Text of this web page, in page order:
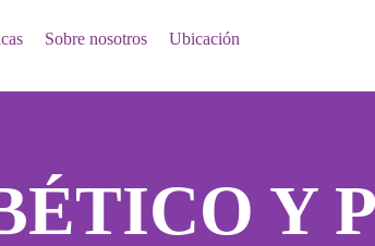
Sobre nosotros Ubicación
Y